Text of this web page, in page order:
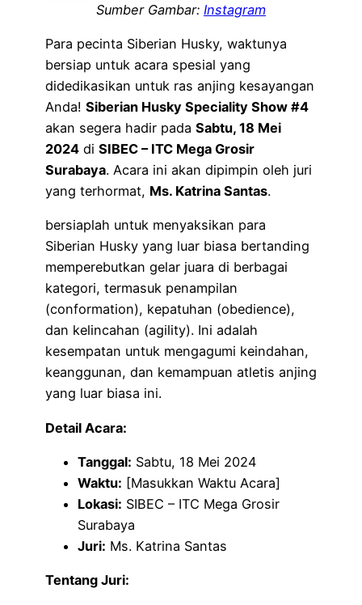
Sumber Gambar: Instagram
Para pecinta Siberian Husky, waktunya
bersiap untuk acara spesial yang
didedikasikan untuk ras anjing kesayangan
Anda! Siberian Husky Speciality Show #4
akan segera hadir pada Sabtu, 18 Mei
2024 di SIBEC – ITC Mega Grosir
Surabaya. Acara ini akan dipimpin oleh juri
yang terhormat, Ms. Katrina Santas.
bersiaplah untuk menyaksikan para
Siberian Husky yang luar biasa bertanding
memperebutkan gelar juara di berbagai
kategori, termasuk penampilan
(conformation), kepatuhan (obedience),
dan kelincahan (agility). Ini adalah
kesempatan untuk mengagumi keindahan,
keanggunan, dan kemampuan atletis anjing
yang luar biasa ini.
Detail Acara:
Tanggal: Sabtu, 18 Mei 2024
Waktu: [Masukkan Waktu Acara]
Lokasi: SIBEC – ITC Mega Grosir
Surabaya
Juri: Ms. Katrina Santas
Tentang Juri: